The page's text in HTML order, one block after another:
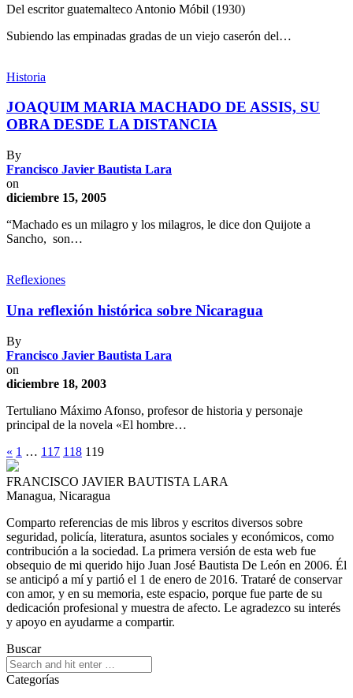
Del escritor guatemalteco Antonio Móbil (1930)
Subiendo las empinadas gradas de un viejo caserón del…
Historia
JOAQUIM MARIA MACHADO DE ASSIS, SU
OBRA DESDE LA DISTANCIA
By
Francisco Javier Bautista Lara
on
diciembre 15, 2005
“Machado es un milagro y los milagros, le dice don Quijote a
Sancho, son…
Reflexiones
Una reflexión histórica sobre Nicaragua
By
Francisco Javier Bautista Lara
on
diciembre 18, 2003
Tertuliano Máximo Afonso, profesor de historia y personaje
principal de la novela «El hombre…
« 1 … 117 118 119
FRANCISCO JAVIER BAUTISTA LARA
Managua, Nicaragua
Comparto referencias de mis libros y escritos diversos sobre
seguridad, policía, literatura, asuntos sociales y económicos, como
contribución a la sociedad. La primera versión de esta web fue
obsequio de mi querido hijo Juan José Bautista De León en 2006. Él
se anticipó a mí y partió el 1 de enero de 2016. Trataré de conservar
con amor, y en su memoria, este espacio, porque fue parte de su
dedicación profesional y muestra de afecto. Le agradezco su interés
y apoyo en ayudarme a compartir.
Buscar
Categorías